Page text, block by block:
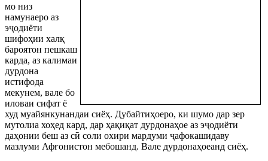
мо низ
намунаеро аз
эҷодиёти
шифоҳии халқ
бароятон пешкаш
карда, аз калимаи
дурдона
истифода
мекунем, вале бо
иловаи сифат ё
худ муайянкунандаи сиёҳ. Дубайтиҳоеро, ки шумо дар зер
мутолиа хоҳед кард, дар ҳақиқат дурдонаҳое аз эҷодиёти
даҳонии беш аз сӣ соли охири мардуми ҷафокашидаву
мазлуми Афғонистон мебошанд. Вале дурдонаҳоеанд сиёҳ.